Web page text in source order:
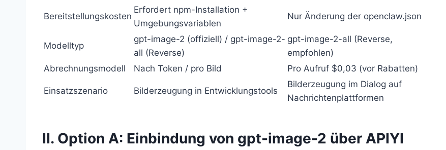
Bereitstellungskosten
Erfordert npm-Installation +
Umgebungsvariablen
Nur Änderung der openclaw.json
Modelltyp
gpt-image-2 (offiziell) / gpt-image-2-
all (Reverse)
gpt-image-2-all (Reverse,
empfohlen)
Abrechnungsmodell
Nach Token / pro Bild Pro Aufruf $0,03 (vor Rabatten)
Einsatzszenario Bilderzeugung in Entwicklungstools
Bilderzeugung im Dialog auf
Nachrichtenplattformen
II. Option A: Einbindung von gpt-image-2 über APIYI